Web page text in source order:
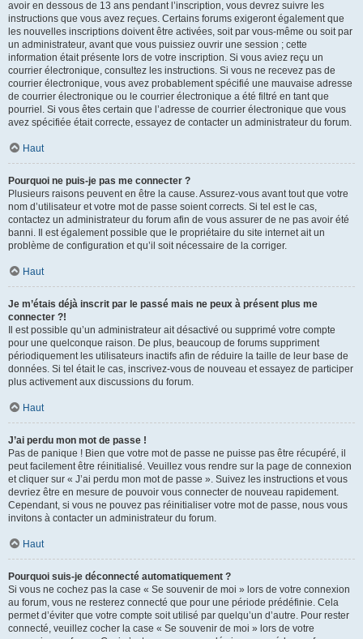
avoir en dessous de 13 ans pendant l’inscription, vous devrez suivre les
instructions que vous avez reçues. Certains forums exigeront également que
les nouvelles inscriptions doivent être activées, soit par vous-même ou soit par
un administrateur, avant que vous puissiez ouvrir une session ; cette
information était présente lors de votre inscription. Si vous aviez reçu un
courrier électronique, consultez les instructions. Si vous ne recevez pas de
courrier électronique, vous avez probablement spécifié une mauvaise adresse
de courrier électronique ou le courrier électronique a été filtré en tant que
pourriel. Si vous êtes certain que l’adresse de courrier électronique que vous
avez spécifiée était correcte, essayez de contacter un administrateur du forum.
Haut
Pourquoi ne puis-je pas me connecter ?
Plusieurs raisons peuvent en être la cause. Assurez-vous avant tout que votre
nom d’utilisateur et votre mot de passe soient corrects. Si tel est le cas,
contactez un administrateur du forum afin de vous assurer de ne pas avoir été
banni. Il est également possible que le propriétaire du site internet ait un
problème de configuration et qu’il soit nécessaire de la corriger.
Haut
Je m’étais déjà inscrit par le passé mais ne peux à présent plus me
connecter ?!
Il est possible qu’un administrateur ait désactivé ou supprimé votre compte
pour une quelconque raison. De plus, beaucoup de forums suppriment
périodiquement les utilisateurs inactifs afin de réduire la taille de leur base de
données. Si tel était le cas, inscrivez-vous de nouveau et essayez de participer
plus activement aux discussions du forum.
Haut
J’ai perdu mon mot de passe !
Pas de panique ! Bien que votre mot de passe ne puisse pas être récupéré, il
peut facilement être réinitialisé. Veuillez vous rendre sur la page de connexion
et cliquer sur « J’ai perdu mon mot de passe ». Suivez les instructions et vous
devriez être en mesure de pouvoir vous connecter de nouveau rapidement.
Cependant, si vous ne pouvez pas réinitialiser votre mot de passe, nous vous
invitons à contacter un administrateur du forum.
Haut
Pourquoi suis-je déconnecté automatiquement ?
Si vous ne cochez pas la case « Se souvenir de moi » lors de votre connexion
au forum, vous ne resterez connecté que pour une période prédéfinie. Cela
permet d’éviter que votre compte soit utilisé par quelqu’un d’autre. Pour rester
connecté, veuillez cocher la case « Se souvenir de moi » lors de votre